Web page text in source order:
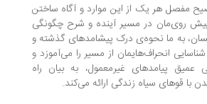
یک از این موارد و آگاه ساختن
در مسیر آینده و شرح چگونگی
ما نحوه‌ی درک پیشامد‌های گذشته و
از مسیر را می‌آموزد و
غیرمعمول، به بیان راه
سیاه زندگی ارائه می‌کند.